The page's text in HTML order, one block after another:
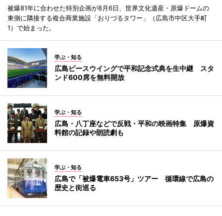
被爆81年に合わせた特別企画が8月6日、世界文化遺産・原爆ドームの
東側に隣接する複合商業施設「おりづるタワー」（広島市中区大手町
1）で始まった。
学ぶ・知る
広島ピースウイングで平和記念式典を生中継 スタ
ンド600席を無料開放
学ぶ・知る
広島・八丁座などで反戦・平和の映画特集 原爆資
料館の記録や朗読劇も
学ぶ・知る
広島で「被爆電車653号」ツアー 循環線で広島の
歴史と街巡る